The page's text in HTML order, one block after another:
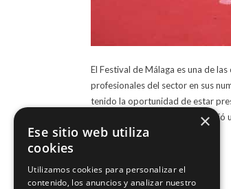
El Festival de Málaga es una de
profesionales del sector en sus
tenido la oportunidad de estar
Armas. Para la ocasión Ruth
×
Ese sitio web utiliza
cookies
Utilizamos cookies para personalizar el
contenido, los anuncios y analizar nuestro